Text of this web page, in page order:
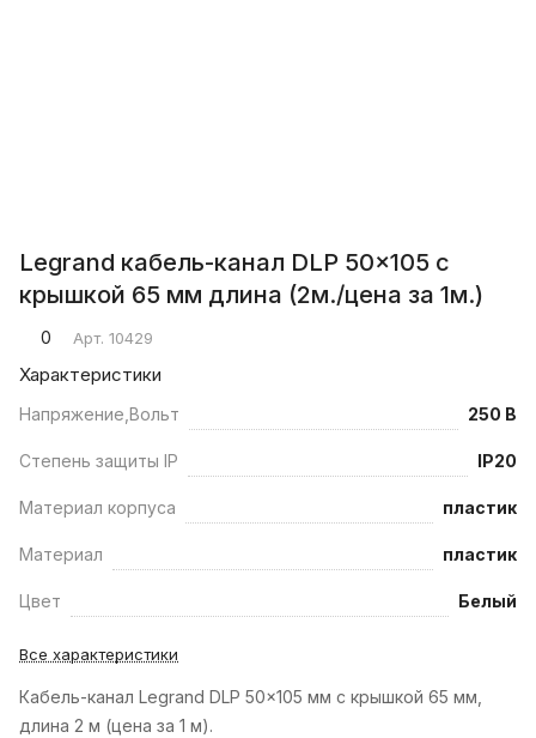
Legrand кабель-канал DLP 50x105 с
крышкой 65 мм длина (2м./цена за 1м.)
0 Арт. 10429
Характеристики
Напряжение,Вольт 250 В
Степень защиты IP IP20
Материал корпуса пластик
Материал пластик
Цвет Белый
Все характеристики
Кабель-канал Legrand DLP 50x105 мм с крышкой 65 мм,
длина 2 м (цена за 1 м).